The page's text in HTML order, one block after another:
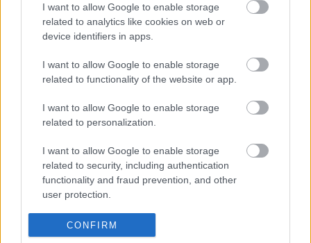
I want to allow Google to enable storage
related to analytics like cookies on web or
device identifiers in apps.
I want to allow Google to enable storage
related to functionality of the website or app.
I want to allow Google to enable storage
related to personalization.
I want to allow Google to enable storage
related to security, including authentication
functionality and fraud prevention, and other
user protection.
CONFIRM
kell egyszer az életben
07:01
Napi horoszkóp: A Kos ma ne kockáztasson,
06:31
Ha rendszeresen így indítod a reggelt, akár
stroke-ot is kaphatsz
06:01
mesterséges intelligencia, hanem Torma